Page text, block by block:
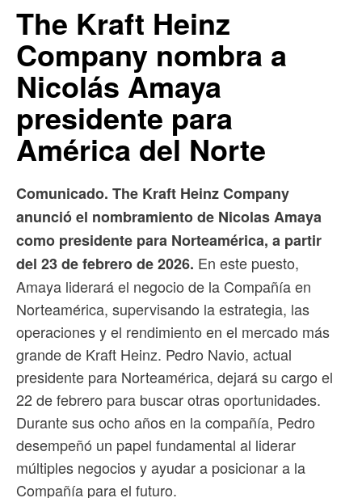
The Kraft Heinz
Company nombra a
Nicolás Amaya
presidente para
América del Norte
Comunicado. The Kraft Heinz Company
anunció el nombramiento de Nicolas Amaya
como presidente para Norteamérica, a partir
del 23 de febrero de 2026. En este puesto,
Amaya liderará el negocio de la Compañía en
Norteamérica, supervisando la estrategia, las
operaciones y el rendimiento en el mercado más
grande de Kraft Heinz. Pedro Navio, actual
presidente para Norteamérica, dejará su cargo el
22 de febrero para buscar otras oportunidades.
Durante sus ocho años en la compañía, Pedro
desempeñó un papel fundamental al liderar
múltiples negocios y ayudar a posicionar a la
Compañía para el futuro.